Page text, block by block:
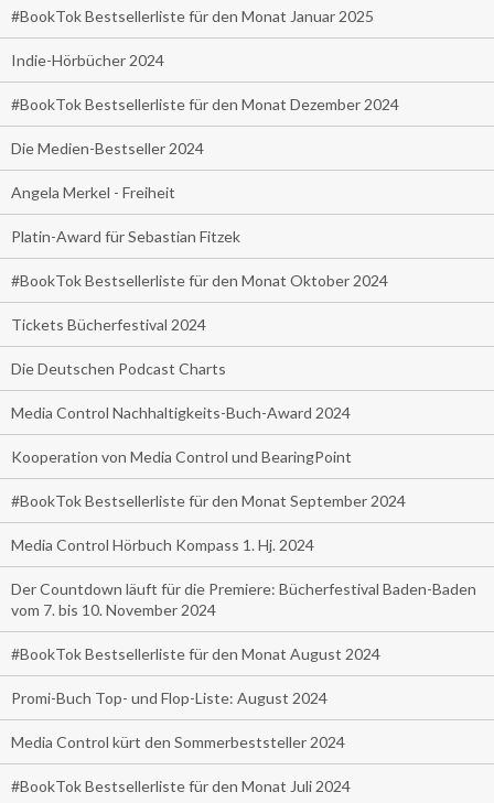
#BookTok Bestsellerliste für den Monat Januar 2025
Indie-Hörbücher 2024
#BookTok Bestsellerliste für den Monat Dezember 2024
Die Medien-Bestseller 2024
Angela Merkel - Freiheit
Platin-Award für Sebastian Fitzek
#BookTok Bestsellerliste für den Monat Oktober 2024
Tickets Bücherfestival 2024
Die Deutschen Podcast Charts
Media Control Nachhaltigkeits-Buch-Award 2024
Kooperation von Media Control und BearingPoint
#BookTok Bestsellerliste für den Monat September 2024
Media Control Hörbuch Kompass 1. Hj. 2024
Der Countdown läuft für die Premiere: Bücherfestival Baden-Baden
vom 7. bis 10. November 2024
#BookTok Bestsellerliste für den Monat August 2024
Promi-Buch Top- und Flop-Liste: August 2024
Media Control kürt den Sommerbeststeller 2024
#BookTok Bestsellerliste für den Monat Juli 2024